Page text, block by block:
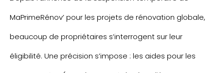
MaPrimeRénov’ pour les projets de rénovation globale,
beaucoup de propriétaires s’interrogent sur leur
éligibilité. Une précision s’impose : les aides pour les